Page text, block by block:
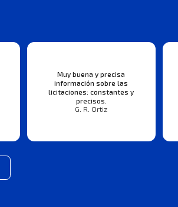
Muy buena y precisa
información sobre las
licitaciones: constantes y
precisos.
G. R. Ortiz